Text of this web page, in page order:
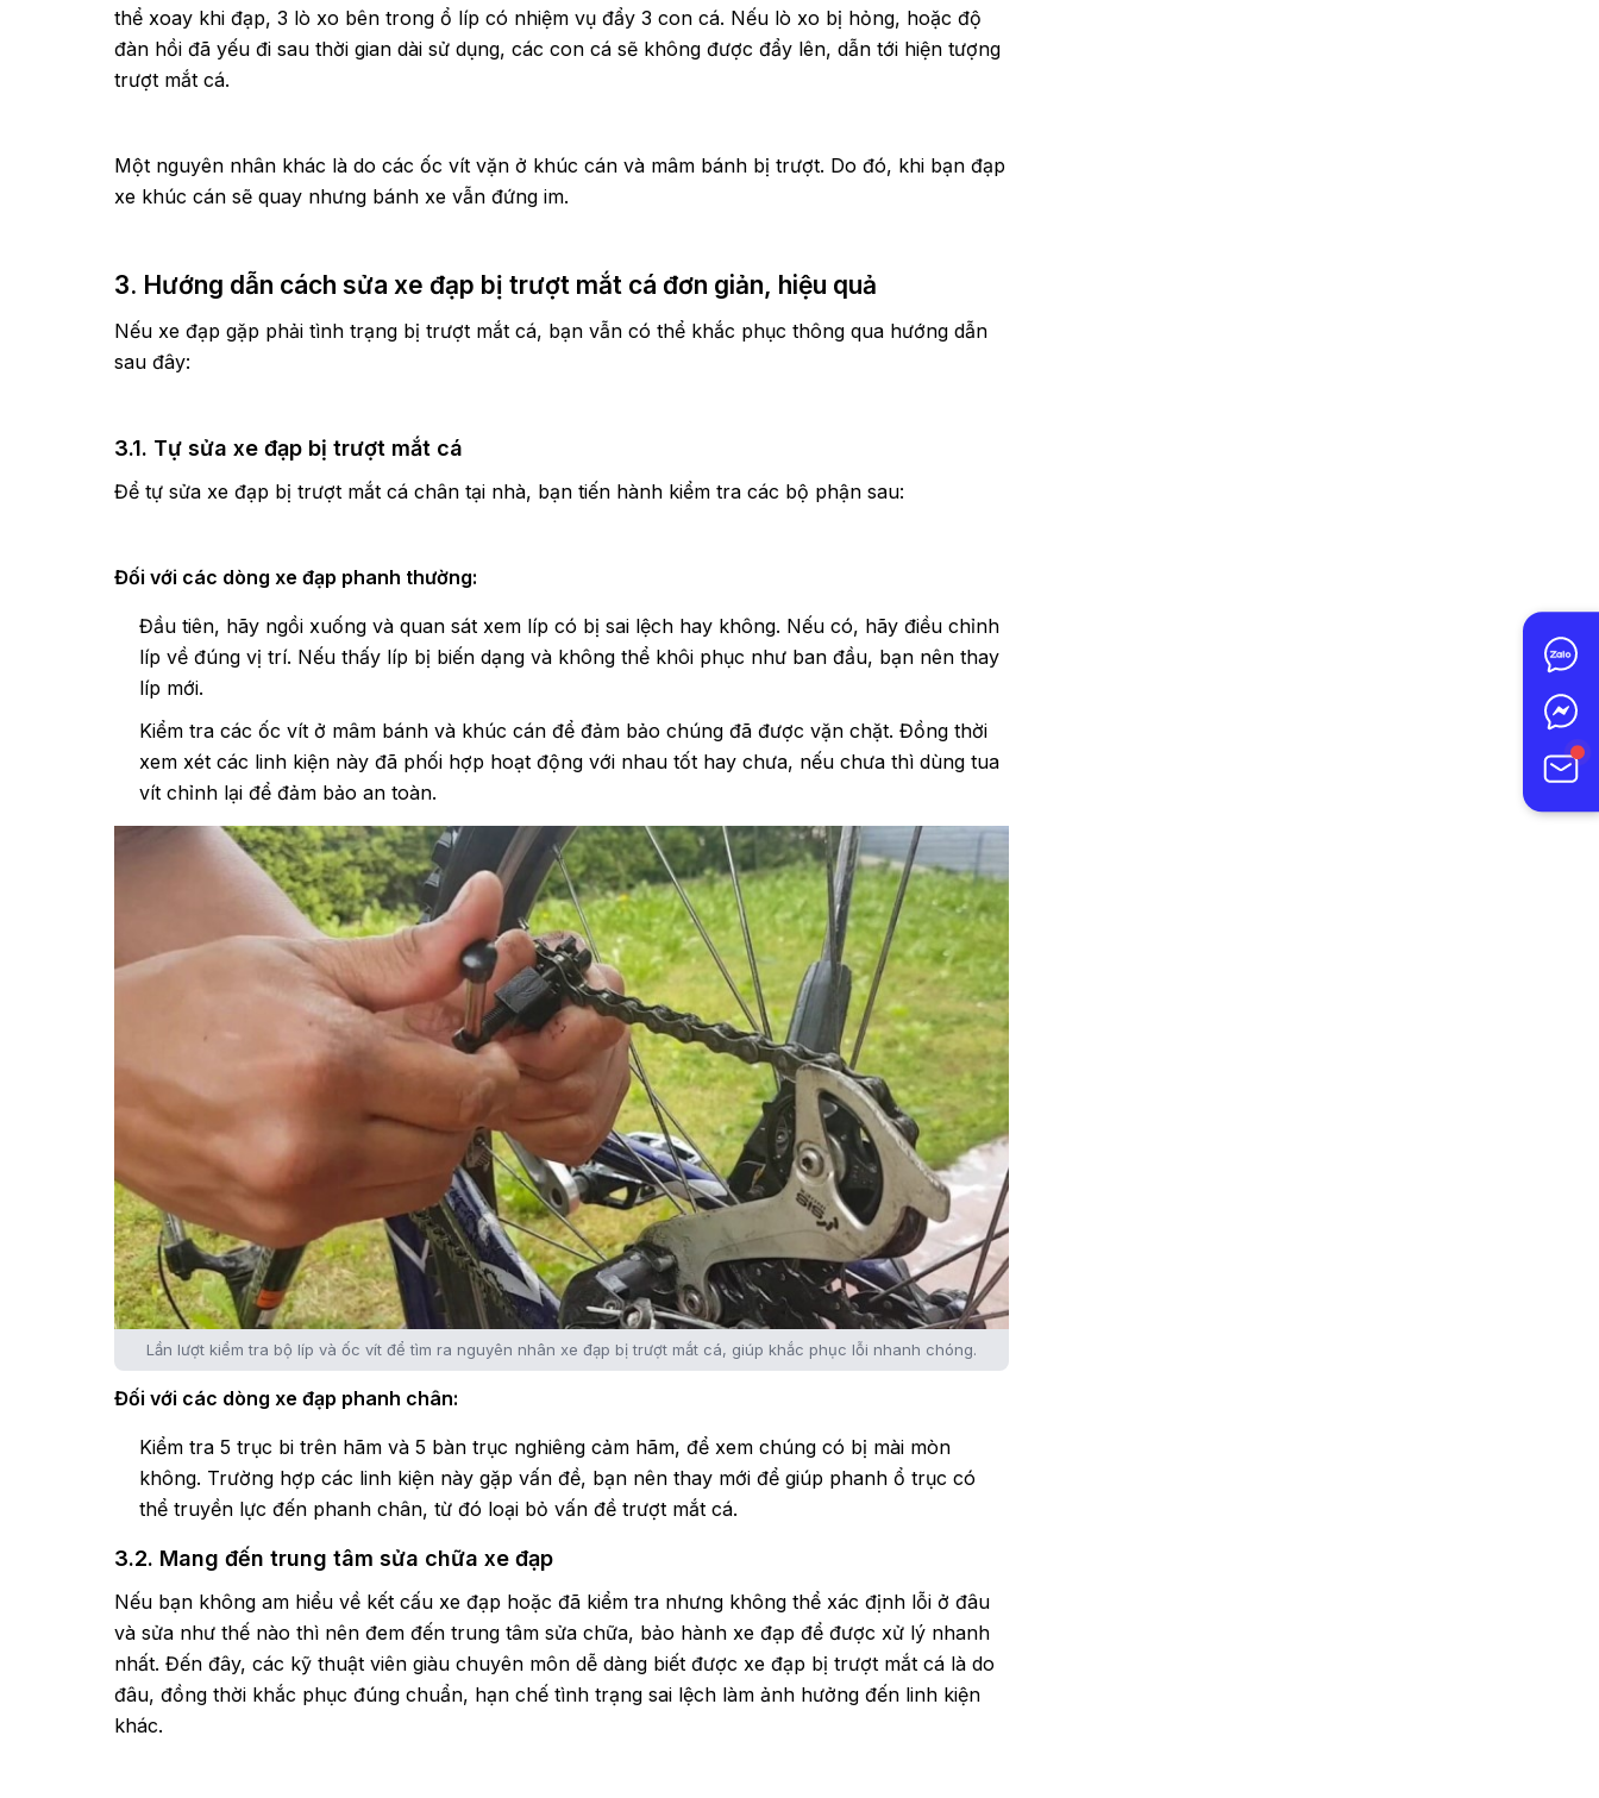
thể xoay khi đạp, 3 lò xo bên trong ổ líp có nhiệm vụ đẩy 3 con cá. Nếu lò xo bị hỏng, hoặc độ
đàn hồi đã yếu đi sau thời gian dài sử dụng, các con cá sẽ không được đẩy lên, dẫn tới hiện tượng
trượt mắt cá.
Một nguyên nhân khác là do các ốc vít vặn ở khúc cán và mâm bánh bị trượt. Do đó, khi bạn đạp
xe khúc cán sẽ quay nhưng bánh xe vẫn đứng im.
3. Hướng dẫn cách sửa xe đạp bị trượt mắt cá đơn giản, hiệu quả
Nếu xe đạp gặp phải tình trạng bị trượt mắt cá, bạn vẫn có thể khắc phục thông qua hướng dẫn
sau đây:
3.1. Tự sửa xe đạp bị trượt mắt cá
Để tự sửa xe đạp bị trượt mắt cá chân tại nhà, bạn tiến hành kiểm tra các bộ phận sau:
Đối với các dòng xe đạp phanh thường:
Đầu tiên, hãy ngồi xuống và quan sát xem líp có bị sai lệch hay không. Nếu có, hãy điều chỉnh
líp về đúng vị trí. Nếu thấy líp bị biến dạng và không thể khôi phục như ban đầu, bạn nên thay
líp mới.
Kiểm tra các ốc vít ở mâm bánh và khúc cán để đảm bảo chúng đã được vặn chặt. Đồng thời
xem xét các linh kiện này đã phối hợp hoạt động với nhau tốt hay chưa, nếu chưa thì dùng tua
vít chỉnh lại để đảm bảo an toàn.
Lần lượt kiểm tra bộ líp và ốc vít để tìm ra nguyên nhân xe đạp bị trượt mắt cá, giúp khắc phục lỗi nhanh chóng.
Đối với các dòng xe đạp phanh chân:
Kiểm tra 5 trục bi trên hãm và 5 bàn trục nghiêng cảm hãm, để xem chúng có bị mài mòn
không. Trường hợp các linh kiện này gặp vấn đề, bạn nên thay mới để giúp phanh ổ trục có
thể truyền lực đến phanh chân, từ đó loại bỏ vấn đề trượt mắt cá.
3.2. Mang đến trung tâm sửa chữa xe đạp
Nếu bạn không am hiểu về kết cấu xe đạp hoặc đã kiểm tra nhưng không thể xác định lỗi ở đâu
và sửa như thế nào thì nên đem đến trung tâm sửa chữa, bảo hành xe đạp để được xử lý nhanh
nhất. Đến đây, các kỹ thuật viên giàu chuyên môn dễ dàng biết được xe đạp bị trượt mắt cá là do
đâu, đồng thời khắc phục đúng chuẩn, hạn chế tình trạng sai lệch làm ảnh hưởng đến linh kiện
khác.